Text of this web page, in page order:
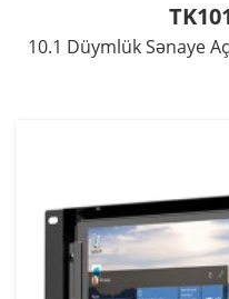
10.1 Düymlük Sənaye